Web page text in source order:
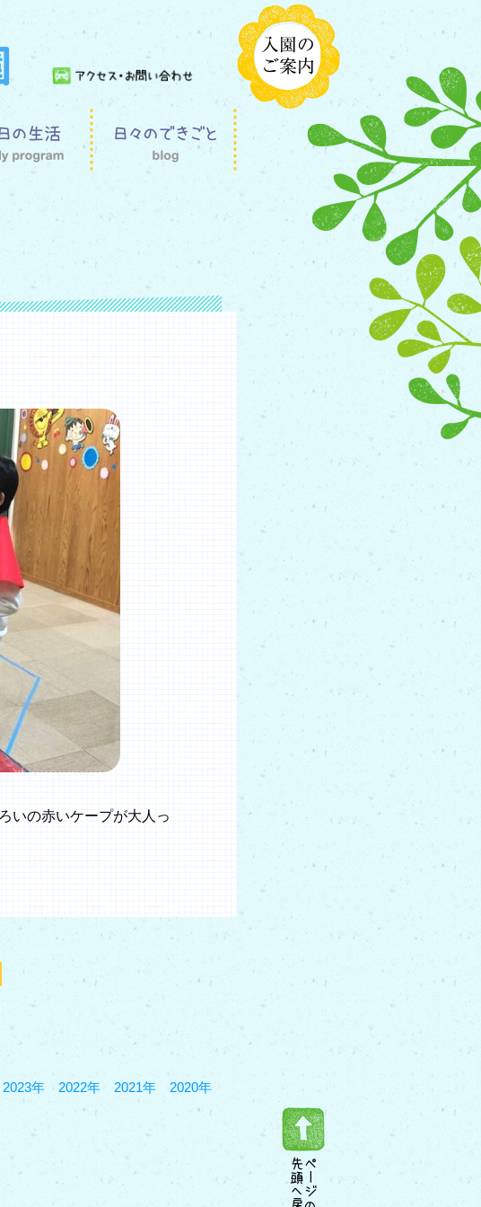
いの赤いケープが大人っ
2023年 2022年 2021年
2020年